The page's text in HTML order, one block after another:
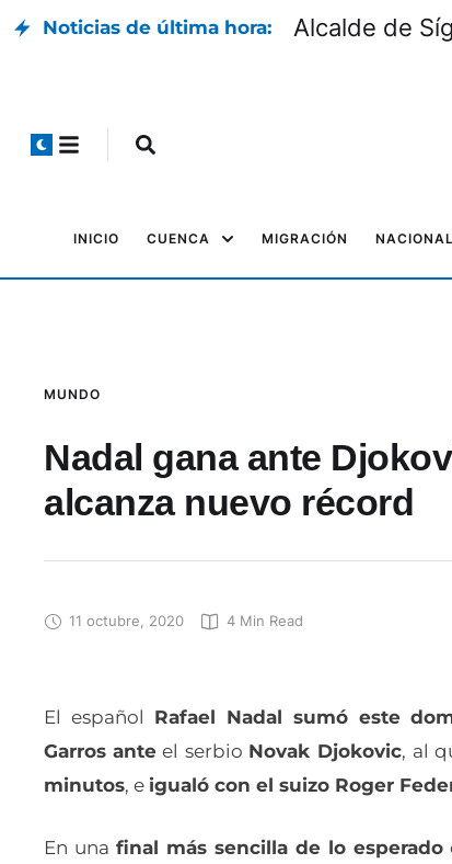
Noticias de última hora: Alcalde de
INICIO CUENCA MIGRACIÓN NACIONAL
MUNDO
Nadal gana ante
alcanza nuevo récord
11 octubre, 2020 4 Min Read
El español Rafael Nadal sumó este
Garros anteel serbio Novak Djokovic, al
minutos, e igualó con el suizo Roger
En una final más sencilla de lo esperado